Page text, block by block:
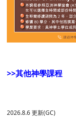
>>其他神學課程
2026.8.6 更新(GC)